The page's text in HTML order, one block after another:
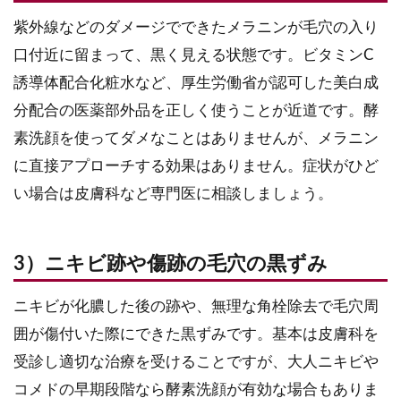
紫外線などのダメージでできたメラニンが毛穴の入り
口付近に留まって、黒く見える状態です。ビタミンC
誘導体配合化粧水など、厚生労働省が認可した美白成
分配合の医薬部外品を正しく使うことが近道です。酵
素洗顔を使ってダメなことはありませんが、メラニン
に直接アプローチする効果はありません。症状がひど
い場合は皮膚科など専門医に相談しましょう。
3）ニキビ跡や傷跡の毛穴の黒ずみ
ニキビが化膿した後の跡や、無理な角栓除去で毛穴周
囲が傷付いた際にできた黒ずみです。基本は皮膚科を
受診し適切な治療を受けることですが、大人ニキビや
コメドの早期段階なら酵素洗顔が有効な場合もありま